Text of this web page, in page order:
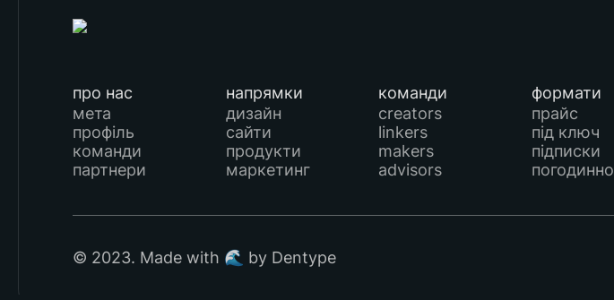
про нас
мета
профіль
команди
партнери
напрямки
дизайн
сайти
продукти
маркетинг
команди
creators
linkers
makers
advisors
формати
прайс
під ключ
підписки
погодинно
© 2023. Made with 🌊 by Dentype